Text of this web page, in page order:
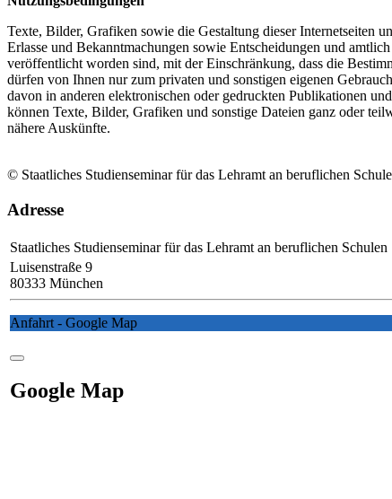
Texte, Bilder, Grafiken sowie die Gestaltung dieser Internetseiten
Erlasse und Bekanntmachungen sowie Entscheidungen und
veröffentlicht worden sind, mit der Einschränkung, dass die
dürfen von Ihnen nur zum privaten und sonstigen eigenen
davon in anderen elektronischen oder gedruckten Publikationen
können Texte, Bilder, Grafiken und sonstige Dateien ganz oder
nähere Auskünfte.
© Staatliches Studienseminar für das Lehramt an beruflichen
Adresse
Staatliches Studienseminar für das Lehramt an beruflichen Schulen
Luisenstraße 9
80333 München
Anfahrt - Google Map
Google Map